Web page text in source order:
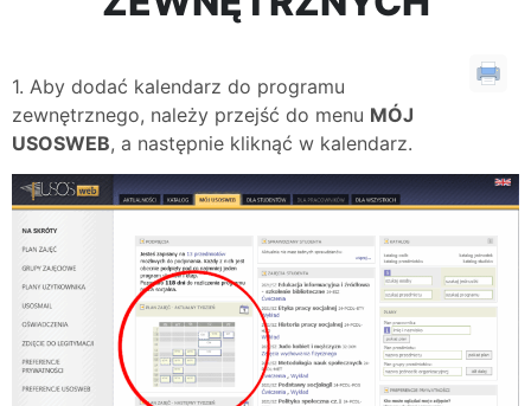
1. Aby dodać kalendarz do programu
zewnętrznego, należy przejść do menu MÓJ
USOSWEB, a następnie kliknąć w kalendarz.